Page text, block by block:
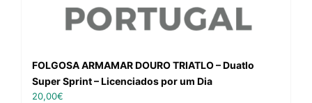
FOLGOSA ARMAMAR DOURO TRIATLO – Duatlo
Super Sprint – Licenciados por um Dia
20,00€